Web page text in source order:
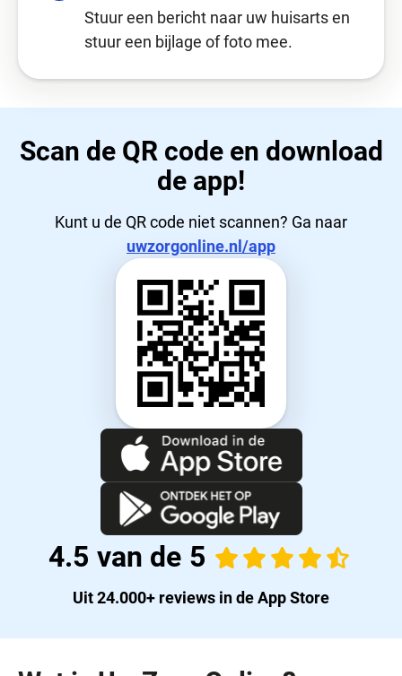
Stuur een bericht naar uw huisarts en
stuur een bijlage of foto mee.
Scan de QR code en download
de app!
Kunt u de QR code niet scannen? Ga naar
uwzorgonline.nl/app
Beoordeling
4.5 van de 5
Uit 24.000+ reviews in de App Store